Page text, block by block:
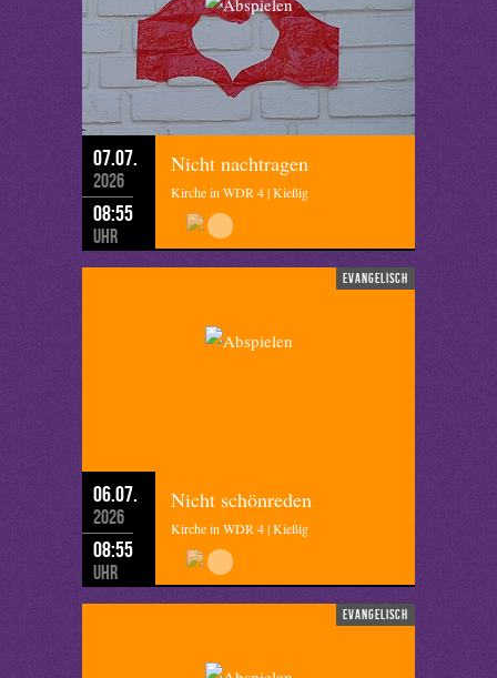
07.07.
2026
08:55
Uhr
Nicht nachtragen
Kirche in WDR 4 | Kießig
evangelisch
06.07.
2026
08:55
Uhr
Nicht schönreden
Kirche in WDR 4 | Kießig
evangelisch